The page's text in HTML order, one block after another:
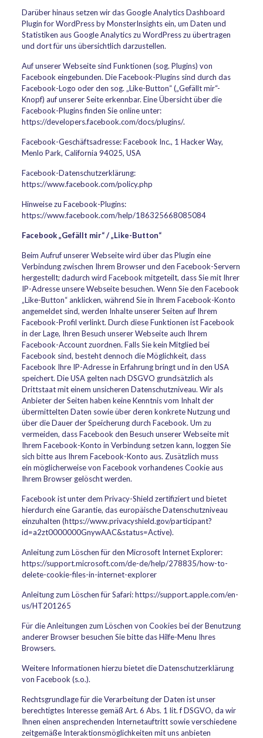
Darüber hinaus setzen wir das Google Analytics Dashboard
Plugin for WordPress by MonsterInsights ein, um Daten und
Statistiken aus Google Analytics zu WordPress zu übertragen
und dort für uns übersichtlich darzustellen.
Auf unserer Webseite sind Funktionen (sog. Plugins) von
Facebook eingebunden. Die Facebook-Plugins sind durch das
Facebook-Logo oder den sog. „Like-Button“ („Gefällt mir“-
Knopf) auf unserer Seite erkennbar. Eine Übersicht über die
Facebook-Plugins finden Sie online unter:
https://developers.facebook.com/docs/plugins/.
Facebook-Geschäftsadresse: Facebook Inc., 1 Hacker Way,
Menlo Park, California 94025, USA
Facebook-Datenschutzerklärung:
https://www.facebook.com/policy.php
Hinweise zu Facebook-Plugins:
https://www.facebook.com/help/186325668085084
Facebook „Gefällt mir“ / „Like-Button“
Beim Aufruf unserer Webseite wird über das Plugin eine
Verbindung zwischen Ihrem Browser und den Facebook-Servern
hergestellt; dadurch wird Facebook mitgeteilt, dass Sie mit Ihrer
IP-Adresse unsere Webseite besuchen. Wenn Sie den Facebook
„Like-Button“ anklicken, während Sie in Ihrem Facebook-Konto
angemeldet sind, werden Inhalte unserer Seiten auf Ihrem
Facebook-Profil verlinkt. Durch diese Funktionen ist Facebook
in der Lage, Ihren Besuch unserer Webseite auch Ihrem
Facebook-Account zuordnen. Falls Sie kein Mitglied bei
Facebook sind, besteht dennoch die Möglichkeit, dass
Facebook Ihre IP-Adresse in Erfahrung bringt und in den USA
speichert. Die USA gelten nach DSGVO grundsätzlich als
Drittstaat mit einem unsicheren Datenschutzniveau. Wir als
Anbieter der Seiten haben keine Kenntnis vom Inhalt der
übermittelten Daten sowie über deren konkrete Nutzung und
über die Dauer der Speicherung durch Facebook. Um zu
vermeiden, dass Facebook den Besuch unserer Webseite mit
Ihrem Facebook-Konto in Verbindung setzen kann, loggen Sie
sich bitte aus Ihrem Facebook-Konto aus. Zusätzlich muss
ein möglicherweise von Facebook vorhandenes Cookie aus
Ihrem Browser gelöscht werden.
Facebook ist unter dem Privacy-Shield zertifiziert und bietet
hierdurch eine Garantie, das europäische Datenschutzniveau
einzuhalten (https://www.privacyshield.gov/participant?
id=a2zt0000000GnywAAC&status=Active).
Anleitung zum Löschen für den Microsoft Internet Explorer:
https://support.microsoft.com/de-de/help/278835/how-to-
delete-cookie-files-in-internet-explorer
Anleitung zum Löschen für Safari: https://support.apple.com/en-
us/HT201265
Für die Anleitungen zum Löschen von Cookies bei der Benutzung
anderer Browser besuchen Sie bitte das Hilfe-Menu Ihres
Browsers.
Weitere Informationen hierzu bietet die Datenschutzerklärung
von Facebook (s.o.).
Rechtsgrundlage für die Verarbeitung der Daten ist unser
berechtigtes Interesse gemäß Art. 6 Abs. 1 lit. f DSGVO, da wir
Ihnen einen ansprechenden Internetauftritt sowie verschiedene
zeitgemäße Interaktionsmöglichkeiten mit uns anbieten